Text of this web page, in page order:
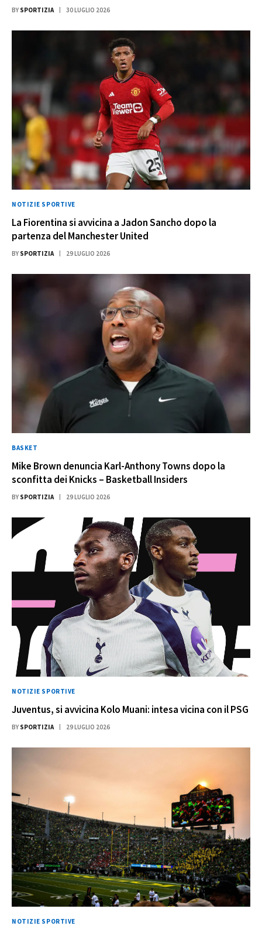
BY SPORTIZIA 30 LUGLIO 2026
NOTIZIE SPORTIVE
La Fiorentina si avvicina a Jadon Sancho dopo la
partenza del Manchester United
BY SPORTIZIA 29 LUGLIO 2026
BASKET
Mike Brown denuncia Karl-Anthony Towns dopo la
sconfitta dei Knicks – Basketball Insiders
BY SPORTIZIA 29 LUGLIO 2026
NOTIZIE SPORTIVE
Juventus, si avvicina Kolo Muani: intesa vicina con il PSG
BY SPORTIZIA 29 LUGLIO 2026
NOTIZIE SPORTIVE